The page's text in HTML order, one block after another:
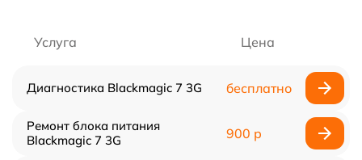
Услуга Цена
Диагностика Blackmagic 7 3G бесплатно
Ремонт блока питания
Blackmagic 7 3G
900 р